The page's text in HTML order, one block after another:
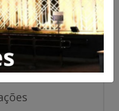
por
MG
com a